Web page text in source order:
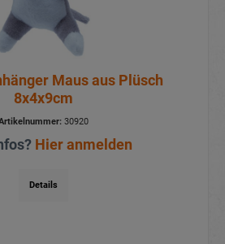
Maus aus Plüsch
8x4x9cm
30920
Hier anmelden
Details